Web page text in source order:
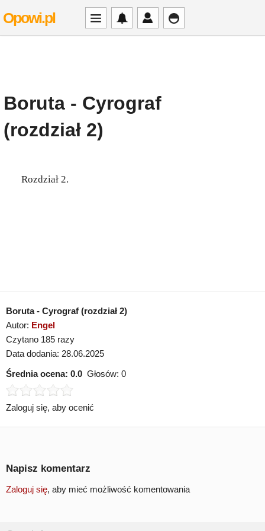
Opowi.pl
Boruta - Cyrograf
(rozdział 2)
Rozdział 2.
Boruta - Cyrograf (rozdział 2)
Autor: Engel
Czytano 185 razy
Data dodania: 28.06.2025
Średnia ocena: 0.0 Głosów: 0
Zaloguj się, aby ocenić
Napisz komentarz
Zaloguj się, aby mieć możliwość komentowania